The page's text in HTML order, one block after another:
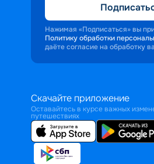
Нажимая «Подписаться» вы
Политику обработки
даёте согласие на обработку
Скачайте приложение
Оставайтесь в курсе важных
путешествиях